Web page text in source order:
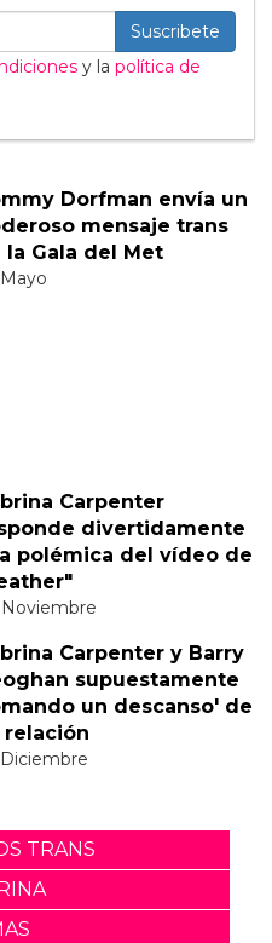
Suscribete
y la política de
Dorfman envía un
mensaje trans
la Gala del Met
Carpenter
divertidamente
polémica del vídeo de
Carpenter y Barry
supuestamente
un descanso' de
relación
TRANS